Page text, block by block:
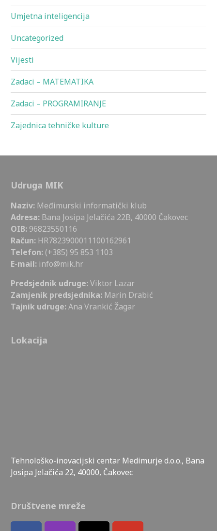
Umjetna inteligencija
Uncategorized
Vijesti
Zadaci – MATEMATIKA
Zadaci – PROGRAMIRANJE
Zajednica tehničke kulture
Udruga MIK
Naziv: Međimurski informatički klub
Adresa: Bana Josipa Jelačića 22B, 40000 Čakovec
OIB: 96823550116
Račun: HR7823900011100162961
Telefon: (+385) 95 853 1103
E-mail: info@mik.hr
Predsjednik udruge:Viktor Lazar
Zamjenik predsjednika: Marin Drabić
Tajnik udruge:Ana Vrankić Žagar
Lokacija
Tehnološko-inovacijski centar Medimurje d.o.o., Bana
Josipa Jelačića 22, 40000, Čakovec
Društvene mreže